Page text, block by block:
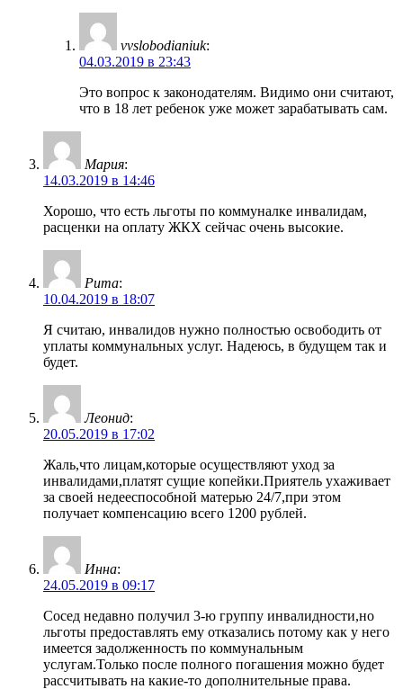
vvslobodianiuk:
04.03.2019 в 23:43
Это вопрос к законодателям. Видимо они считают,
что в 18 лет ребенок уже может зарабатывать сам.
Мария:
14.03.2019 в 14:46
Хорошо, что есть льготы по коммуналке инвалидам,
расценки на оплату ЖКХ сейчас очень высокие.
Рита:
10.04.2019 в 18:07
Я считаю, инвалидов нужно полностью освободить от
уплаты коммунальных услуг. Надеюсь, в будущем так и
будет.
Леонид:
20.05.2019 в 17:02
Жаль,что лицам,которые осуществляют уход за
инвалидами,платят сущие копейки.Приятель ухаживает
за своей недееспособной матерью 24/7,при этом
получает компенсацию всего 1200 рублей.
Инна:
24.05.2019 в 09:17
Сосед недавно получил 3-ю группу инвалидности,но
льготы предоставлять ему отказались потому как у него
имеется задолженность по коммунальным
услугам.Только после полного погашения можно будет
рассчитывать на какие-то дополнительные права.